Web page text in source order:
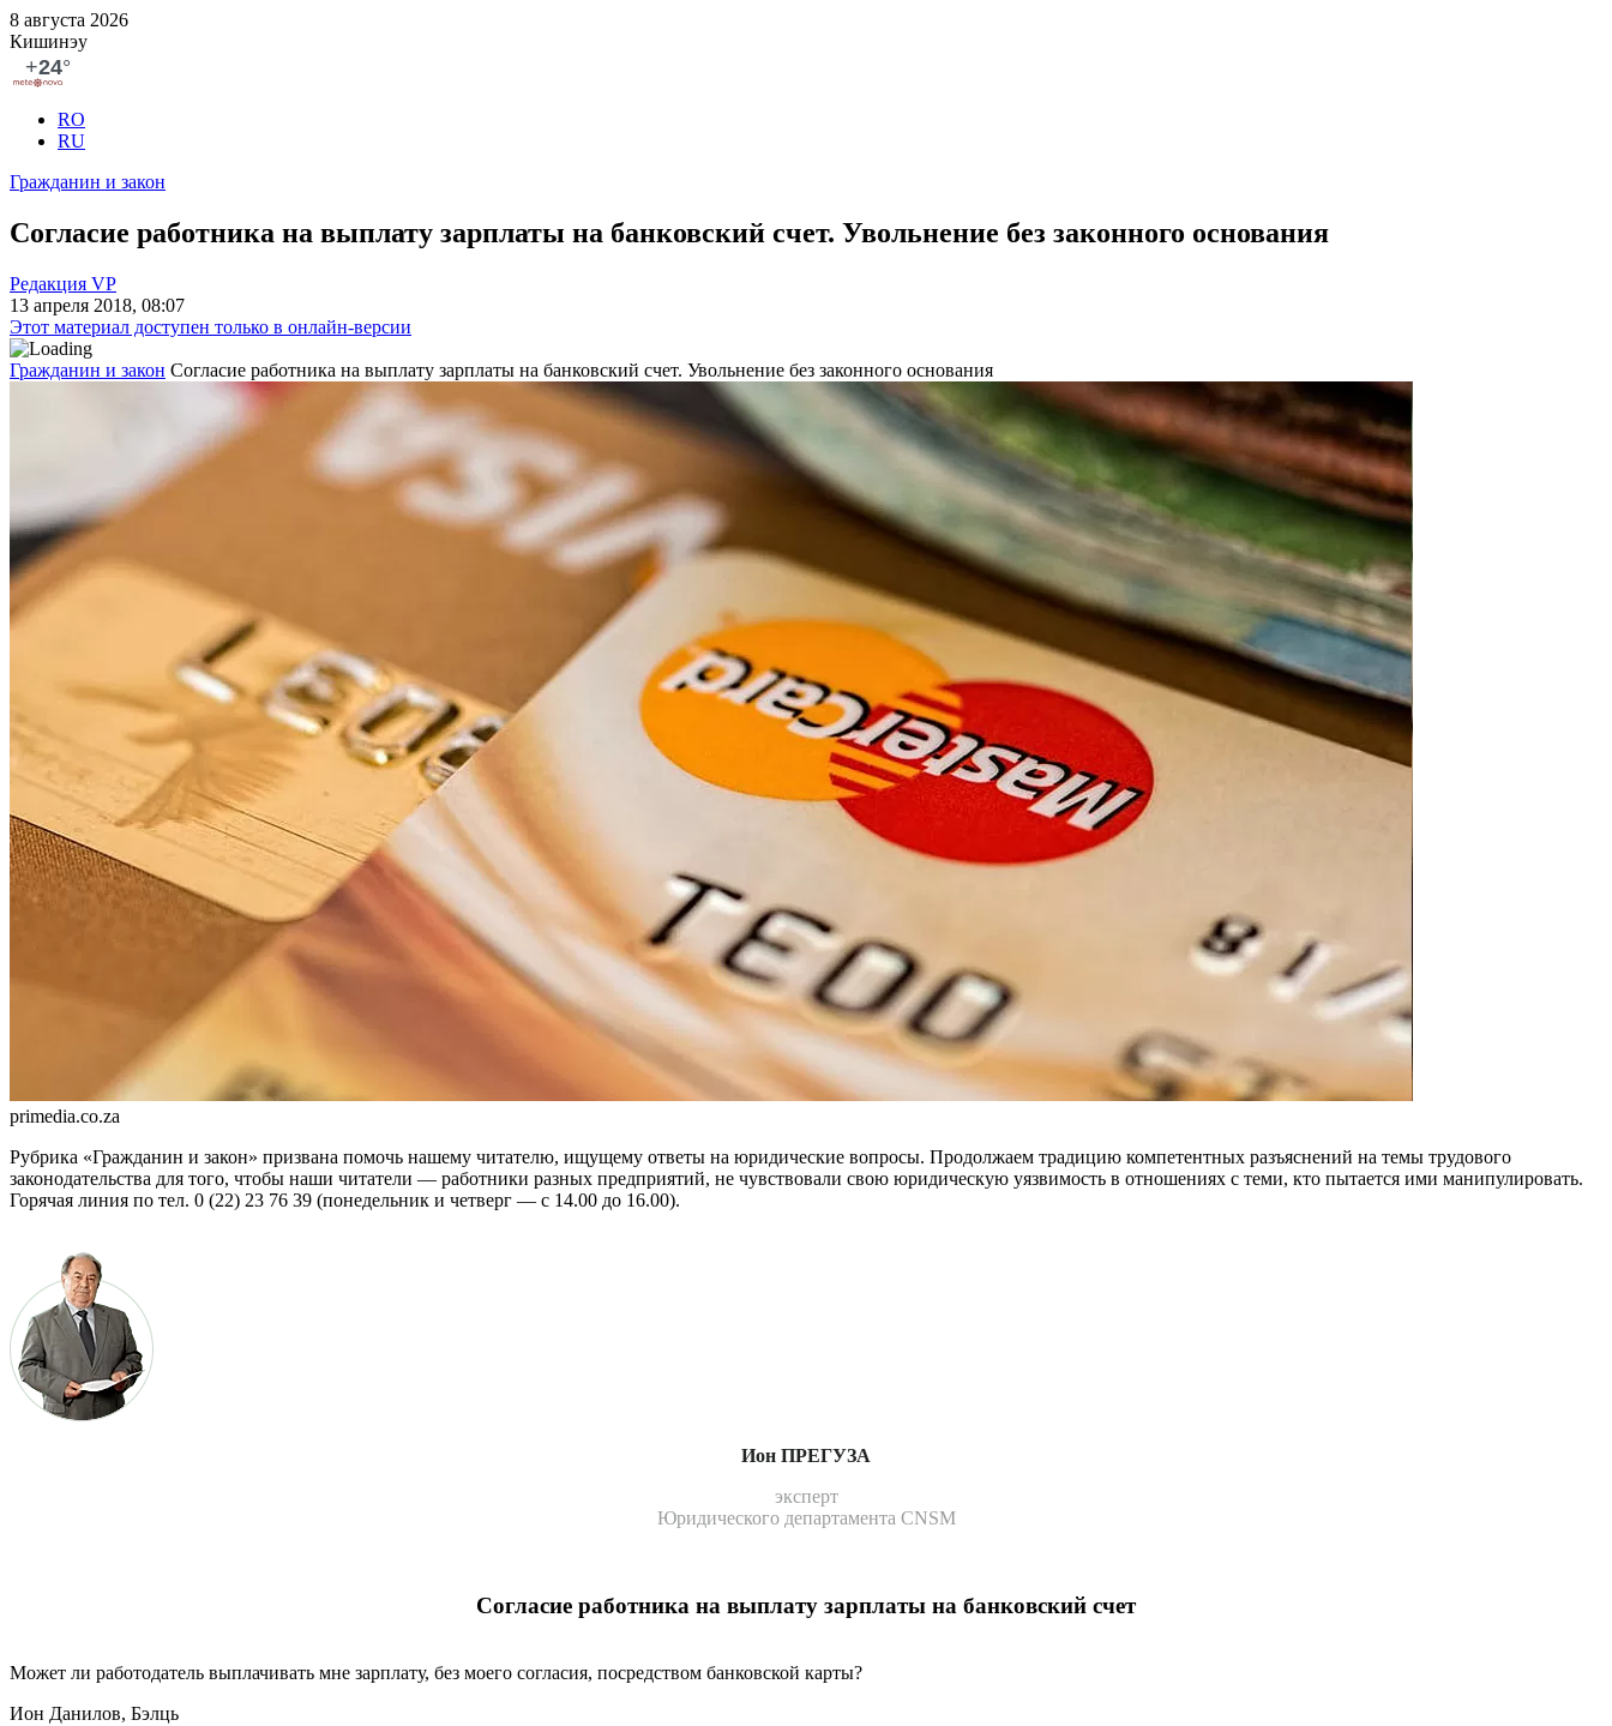
8 августа 2026
Кишинэу
RO
RU
Гражданин и закон
Согласие работника на выплату зарплаты на банковский счет. Увольнение без законного основания
Редакция VP
13 апреля 2018, 08:07
Этот материал доступен только в онлайн-версии
Гражданин и закон Согласие работника на выплату зарплаты на банковский счет. Увольнение без законного основания
primedia.co.za
Рубрика «Гражданин и закон» при­звана помочь нашему читателю, ищущему ответы на юридические во­просы. Продолжаем традицию ком­петентных разъяснений на темы тру­дового
законодатель­ства для того, чтобы наши читатели — работники разных предприятий, не чувствовали свою юридическую уязвимость в отношениях с теми, кто пытается ими манипу­лировать.
Горячая линия по тел. 0 (22) 23 76 39 (понедельник и четверг — с 14.00 до 16.00).
Ион ПРЕГУЗА
эксперт
Юридического департамента CNSM
Согласие работника на выплату зарплаты на банковский счет
Может ли работодатель выплачивать мне зарплату, без моего согласия, посредством банковской карты?
Ион Данилов, Бэлць